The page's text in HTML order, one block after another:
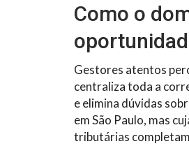
Como o
Gestores atentos
centraliza toda a
e elimina dúvidas
em São Paulo, mas
tributárias